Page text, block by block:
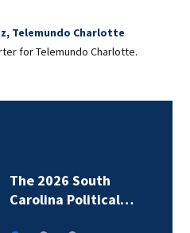
Telemundo Charlotte
for Telemundo Charlotte.
The 2026 South
Carolina Political…